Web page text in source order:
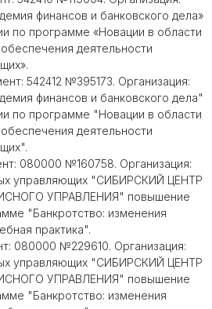
финансов и банковского дела»
по программе «Новации в области
деятельности
542412 №395173. Организация:
финансов и банковского дела"
по программе "Новации в области
деятельности
080000 №160758. Организация:
управляющих "СИБИРСКИЙ ЦЕНТР
УПРАВЛЕНИЯ" повышение
"Банкротство: изменения
практика".
080000 №229610. Организация:
управляющих "СИБИРСКИЙ ЦЕНТР
УПРАВЛЕНИЯ" повышение
"Банкротство: изменения